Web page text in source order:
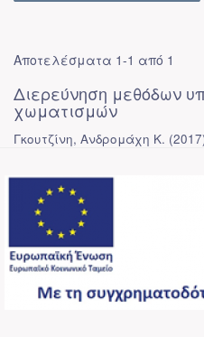
Αποτελέσματα 1-1 από 1
Διερεύνηση μεθόδων
χωματισμών
Γκουτζίνη, Ανδρομάχη Κ. (2017